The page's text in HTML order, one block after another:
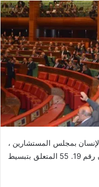
بمجلس المستشارين ،
الأربعاء ، بالإجماع على مشروع القانون رقم 19. 55 المتعلق بتبسيط